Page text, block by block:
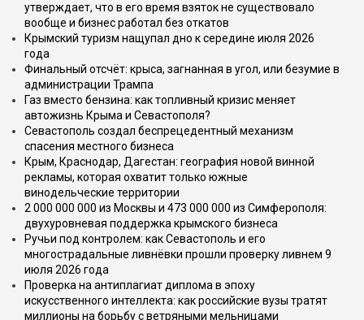
утверждает, что в его время взяток не существовало
вообще и бизнес работал без откатов
Крымский туризм нащупал дно к середине июля 2026
года
Финальный отсчёт: крыса, загнанная в угол, или безумие в
администрации Трампа
Газ вместо бензина: как топливный кризис меняет
автожизнь Крыма и Севастополя?
Севастополь создал беспрецедентный механизм
спасения местного бизнеса
Крым, Краснодар, Дагестан: география новой винной
рекламы, которая охватит только южные
винодельческие территории
2 000 000 000 из Москвы и 473 000 000 из Симферополя:
двухуровневая поддержка крымского бизнеса
Ручьи под контролем: как Севастополь и его
многострадальные ливнёвки прошли проверку ливнем 9
июля 2026 года
Проверка на антиплагиат диплома в эпоху
искусственного интеллекта: как российские вузы тратят
миллионы на борьбу с ветряными мельницами